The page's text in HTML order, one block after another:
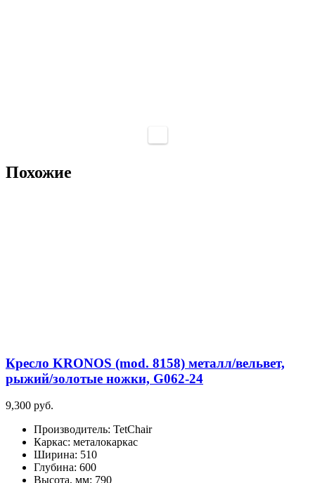
Похожие
Кресло KRONOS (mod. 8158) металл/вельвет,
рыжий/золотые ножки, G062-24
9,300 руб.
Производитель: TetChair
Каркас: металокаркас
Ширина: 510
Глубина: 600
Высота, мм: 790